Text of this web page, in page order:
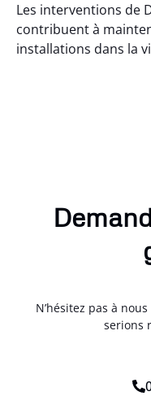
Les interventions de
contribuent à
installations dans la
N’hésitez pas à
serions